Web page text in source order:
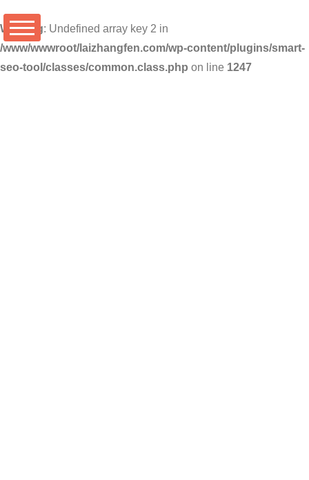
Warning: Undefined array key 2 in
/www/wwwroot/laizhangfen.com/wp-content/plugins/smart-
seo-tool/classes/common.class.php on line 1247